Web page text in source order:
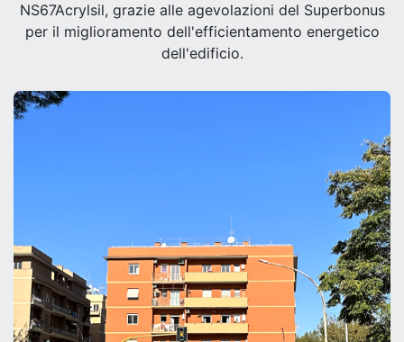
NS67Acrylsil, grazie alle agevolazioni del Superbonus
per il miglioramento dell'efficientamento energetico
dell'edificio.